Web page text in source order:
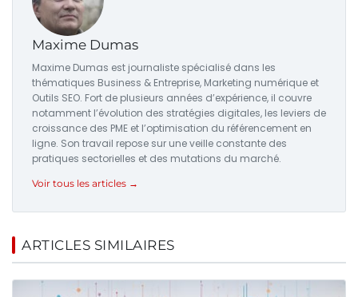
Maxime Dumas
Maxime Dumas est journaliste spécialisé dans les
thématiques Business & Entreprise, Marketing numérique et
Outils SEO. Fort de plusieurs années d’expérience, il couvre
notamment l’évolution des stratégies digitales, les leviers de
croissance des PME et l’optimisation du référencement en
ligne. Son travail repose sur une veille constante des
pratiques sectorielles et des mutations du marché.
Voir tous les articles →
ARTICLES SIMILAIRES